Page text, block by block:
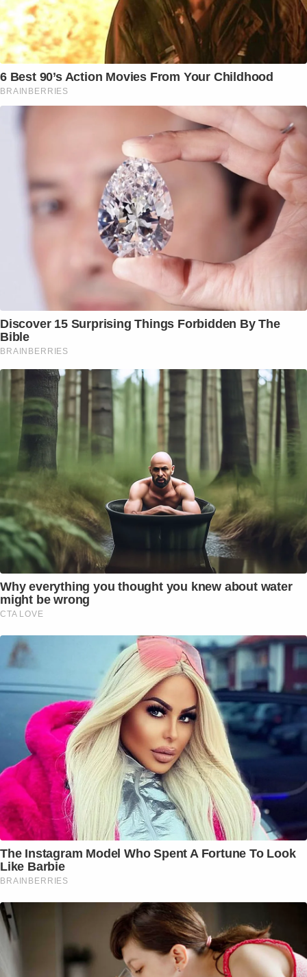
6 Best 90’s Action Movies From Your Childhood
BRAINBERRIES
Discover 15 Surprising Things Forbidden By The
Bible
BRAINBERRIES
Why everything you thought you knew about water
might be wrong
CTA LOVE
The Instagram Model Who Spent A Fortune To Look
Like Barbie
BRAINBERRIES